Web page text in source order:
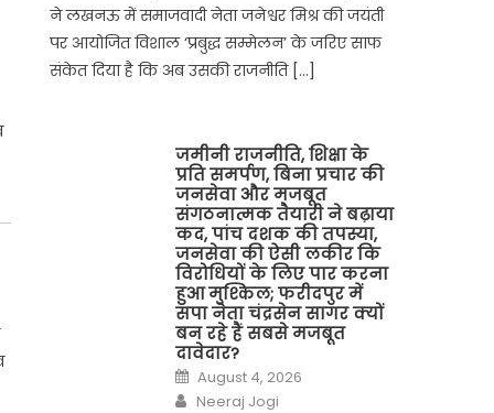
ने लखनऊ में समाजवादी नेता जनेश्वर मिश्र की जयंती
पर आयोजित विशाल ‘प्रबुद्ध सम्मेलन’ के जरिए साफ
संकेत दिया है कि अब उसकी राजनीति […]
जमीनी राजनीति, शिक्षा के
प्रति समर्पण, बिना प्रचार की
जनसेवा और मजबूत
संगठनात्मक तैयारी ने बढ़ाया
कद, पांच दशक की तपस्या,
जनसेवा की ऐसी लकीर कि
विरोधियों के लिए पार करना
हुआ मुश्किल; फरीदपुर में
सपा नेता चंद्रसेन सागर क्यों
बन रहे हैं सबसे मजबूत
दावेदार?
Posted
on
August 4, 2026
Author
Neeraj Jogi